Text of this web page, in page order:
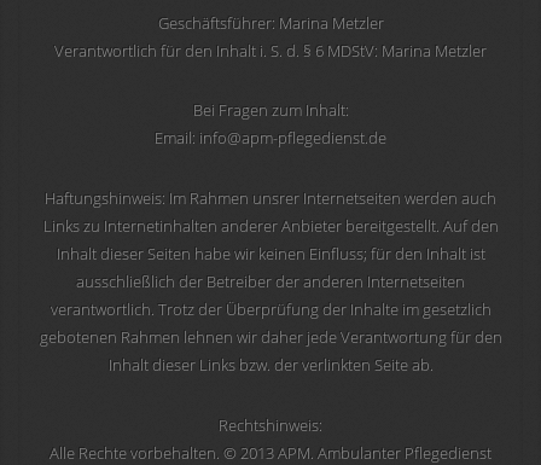
Geschäftsführer: Marina Metzler
Verantwortlich für den Inhalt i. S. d. § 6 MDStV: Marina Metzler
Bei Fragen zum Inhalt:
Email: info@apm-pflegedienst.de
Haftungshinweis: Im Rahmen unsrer Internetseiten werden auch
Links zu Internetinhalten anderer Anbieter bereitgestellt. Auf den
Inhalt dieser Seiten habe wir keinen Einfluss; für den Inhalt ist
ausschließlich der Betreiber der anderen Internetseiten
verantwortlich. Trotz der Überprüfung der Inhalte im gesetzlich
gebotenen Rahmen lehnen wir daher jede Verantwortung für den
Inhalt dieser Links bzw. der verlinkten Seite ab.
Rechtshinweis:
Alle Rechte vorbehalten. © 2013 APM. Ambulanter Pflegedienst